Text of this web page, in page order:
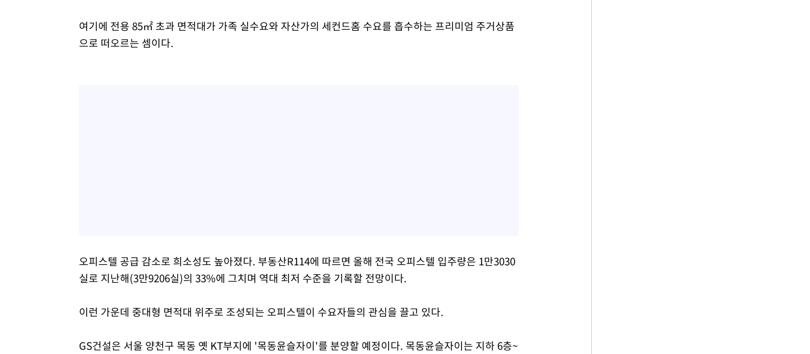
여기에 전용 85㎡ 초과 면적대가 가족 실수요와 자산가의 세컨드홈 수요를 흡수하는 프리미엄 주거상품
으로 떠오르는 셈이다.
오피스텔 공급 감소로 희소성도 높아졌다. 부동산R114에 따르면 올해 전국 오피스텔 입주량은 1만3030
실로 지난해(3만9206실)의 33%에 그치며 역대 최저 수준을 기록할 전망이다.
이런 가운데 중대형 면적대 위주로 조성되는 오피스텔이 수요자들의 관심을 끌고 있다.
GS건설은 서울 양천구 목동 옛 KT부지에 '목동윤슬자이'를 분양할 예정이다. 목동윤슬자이는 지하 6층~